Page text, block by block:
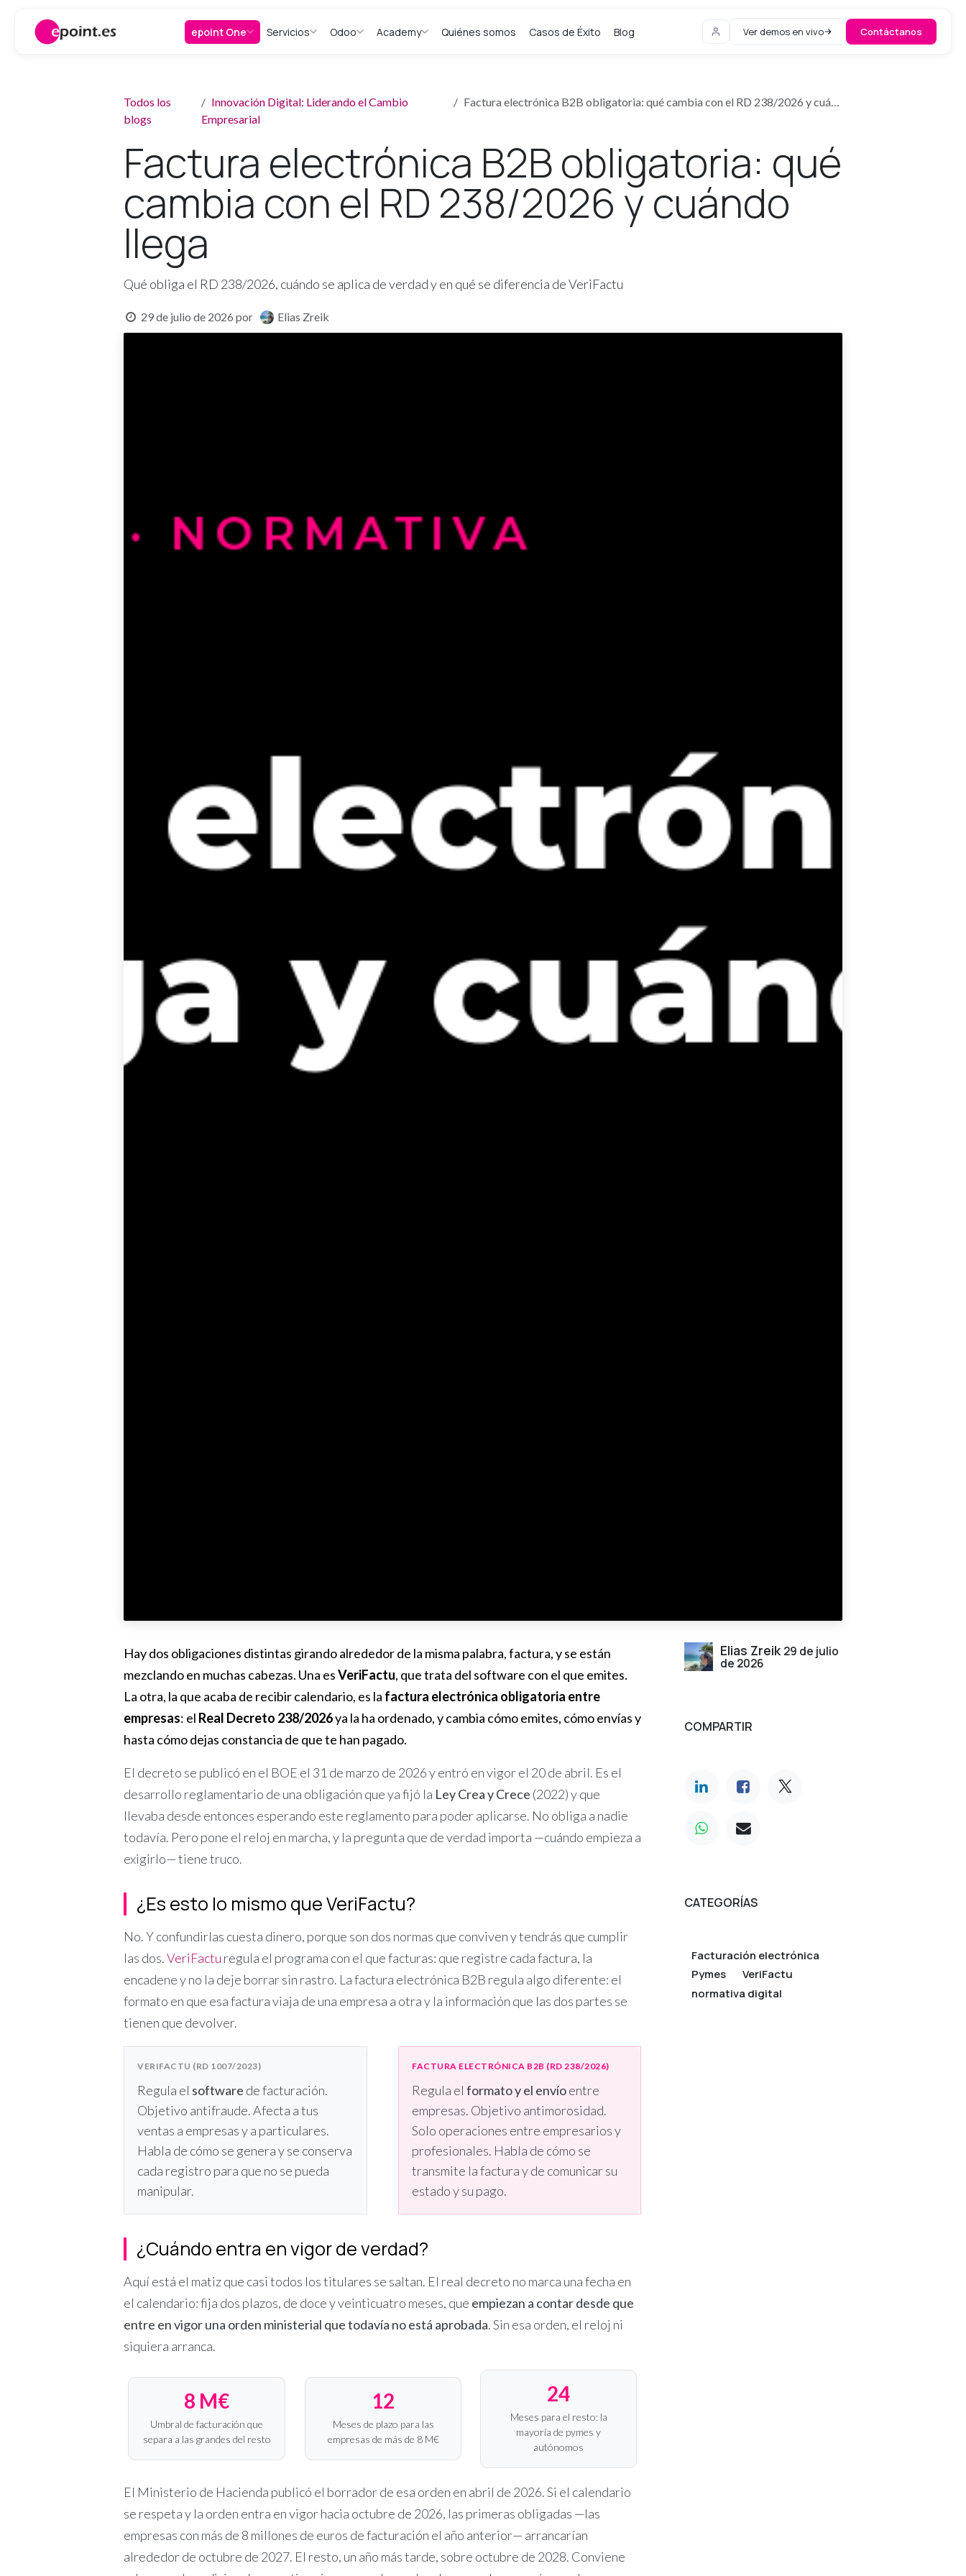
epoint One Servicios Odoo Academy Quiénes somos Casos de Éxito Blog Ver demos en vivo Contáctanos
Todos los
blogs
Innovación Digital: Liderando el Cambio
Empresarial
Factura electrónica B2B obligatoria: qué cambia con el RD 238/2026 y cuándo llega
Factura electrónica B2B obligatoria: qué
cambia con el RD 238/2026 y cuándo
llega
Qué obliga el RD 238/2026, cuándo se aplica de verdad y en qué se diferencia de VeriFactu
29 de julio de 2026 por Elias Zreik
Hay dos obligaciones distintas girando alrededor de la misma palabra, factura, y se están
mezclando en muchas cabezas. Una esVeriFactu, que trata del software con el que emites.
La otra, la que acaba de recibir calendario, es la factura electrónica obligatoria entre
empresas: el Real Decreto 238/2026ya la ha ordenado, y cambia cómo emites, cómo envías y
hasta cómo dejas constancia de que te han pagado.
El decreto se publicó en el BOE el 31 de marzo de 2026 y entró en vigor el 20 de abril. Es el
desarrollo reglamentario de una obligación que ya fijó la Ley Crea y Crece (2022) y que
llevaba desde entonces esperando este reglamento para poder aplicarse. No obliga a nadie
todavía. Pero pone el reloj en marcha, y la pregunta que de verdad importa —cuándo empieza a
exigirlo— tiene truco.
¿Es esto lo mismo que VeriFactu?
No. Y confundirlas cuesta dinero, porque son dos normas que conviven y tendrás que cumplir
las dos.VeriFactu regula el programa con el que facturas: que registre cada factura, la
encadene y no la deje borrar sin rastro. La factura electrónica B2B regula algo diferente: el
formato en que esa factura viaja de una empresa a otra y la información que las dos partes se
tienen que devolver.
VERIFACTU (RD 1007/2023)
Regula el software de facturación.
Objetivo antifraude. Afecta a tus
ventas a empresas y a particulares.
Habla de cómo se genera y se conserva
cada registro para que no se pueda
manipular.
FACTURA ELECTRÓNICA B2B (RD 238/2026)
Regula el formato y el envíoentre
empresas. Objetivo antimorosidad.
Solo operaciones entre empresarios y
profesionales. Habla de cómo se
transmite la factura y de comunicar su
estado y su pago.
¿Cuándo entra en vigor de verdad?
Aquí está el matiz que casi todos los titulares se saltan. El real decreto no marca una fecha en
el calendario: fija dos plazos, de doce y veinticuatro meses, que empiezan a contar desde que
entre en vigor una orden ministerial que todavía no está aprobada. Sin esa orden, el reloj ni
siquiera arranca.
8 M€
Umbral de facturación que
separa a las grandes del resto
12
Meses de plazo para las
empresas de más de 8 M€
24
Meses para el resto: la
mayoría de pymes y
autónomos
El Ministerio de Hacienda publicó el borrador de esa orden en abril de 2026. Si el calendario
se respeta y la orden entra en vigor hacia octubre de 2026, las primeras obligadas —las
empresas con más de 8 millones de euros de facturación el año anterior— arrancarían
alrededor de octubre de 2027. El resto, un año más tarde, sobre octubre de 2028. Conviene
Elias Zreik 29 de julio
de 2026
COMPARTIR
CATEGORÍAS
Facturación electrónica
Pymes
VeriFactu
normativa digital